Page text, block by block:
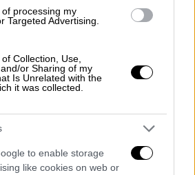
processing my
Targeted Advertising.
Collection, Use,
or Sharing of my
Is Unrelated with the
it was collected.
to enable storage
like cookies on web or
τα μέτρα που μελετώνται
σε συνεργασία και με το
και Μεταφορών,
η δυνατότητα
καθώς πιστεύει ότι θα
στην ανακούφιση αυτών
από τα αυξημένα βάρη τα
των οικογενειών